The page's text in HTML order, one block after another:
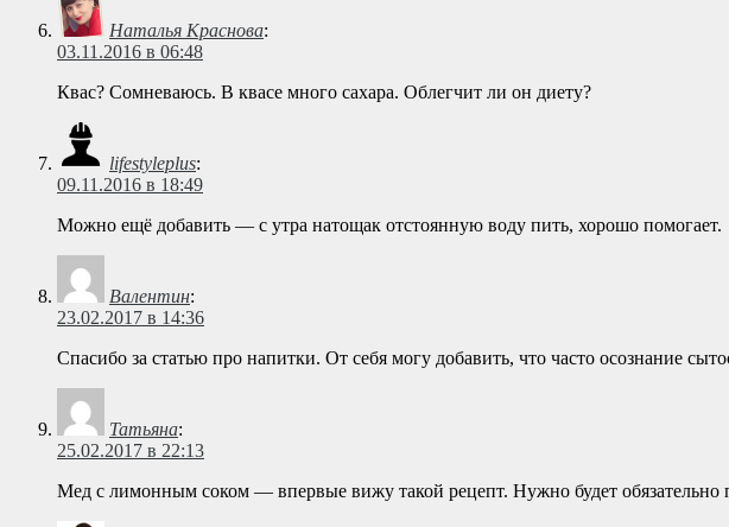
Наталья Краснова:
03.11.2016 в 06:48
Квас? Сомневаюсь. В квасе много сахара. Облегчит ли он диету?
lifestyleplus:
09.11.2016 в 18:49
Можно ещё добавить — с утра натощак отстоянную воду пить, хорошо помогает.
Валентин:
23.02.2017 в 14:36
Спасибо за статью про напитки. От себя могу добавить, что часто осознание
Татьяна:
25.02.2017 в 22:13
Мед с лимонным соком — впервые вижу такой рецепт. Нужно будет обязательно